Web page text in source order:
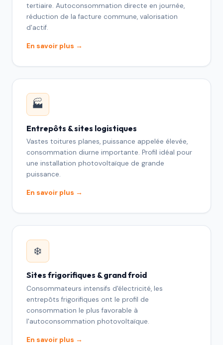
tertiaire. Autoconsommation directe en journée,
réduction de la facture commune, valorisation
d'actif.
En savoir plus →
🏭
Entrepôts & sites logistiques
Vastes toitures planes, puissance appelée élevée,
consommation diurne importante. Profil idéal pour
une installation photovoltaïque de grande
puissance.
En savoir plus →
❄️
Sites frigorifiques & grand froid
Consommateurs intensifs d'électricité, les
entrepôts frigorifiques ont le profil de
consommation le plus favorable à
l'autoconsommation photovoltaïque.
En savoir plus →